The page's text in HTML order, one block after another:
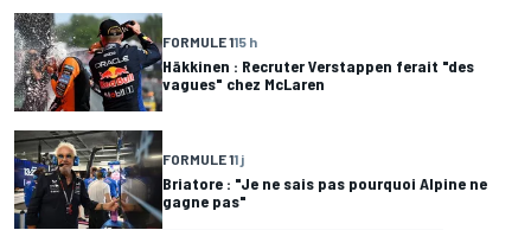
FORMULE 115 h
Häkkinen : Recruter Verstappen ferait "des
vagues" chez McLaren
FORMULE 11 j
Briatore : "Je ne sais pas pourquoi Alpine ne
gagne pas"